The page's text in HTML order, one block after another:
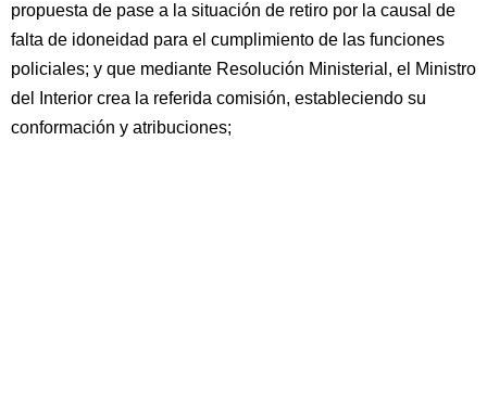
propuesta de pase a la situación de retiro por la causal de
falta de idoneidad para el cumplimiento de las funciones
policiales; y que mediante Resolución Ministerial, el Ministro
del Interior crea la referida comisión, estableciendo su
conformación y atribuciones;